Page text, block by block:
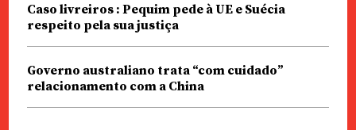
Caso livreiros : Pequim pede à UE e Suécia
respeito pela sua justiça
Governo australiano trata “com cuidado”
relacionamento com a China